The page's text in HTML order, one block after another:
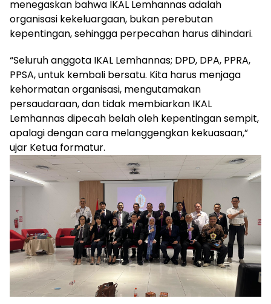
menegaskan bahwa IKAL Lemhannas adalah
organisasi kekeluargaan, bukan perebutan
kepentingan, sehingga perpecahan harus dihindari.
“Seluruh anggota IKAL Lemhannas; DPD, DPA, PPRA,
PPSA, untuk kembali bersatu. Kita harus menjaga
kehormatan organisasi, mengutamakan
persaudaraan, dan tidak membiarkan IKAL
Lemhannas dipecah belah oleh kepentingan sempit,
apalagi dengan cara melanggengkan kekuasaan,”
ujar Ketua formatur.